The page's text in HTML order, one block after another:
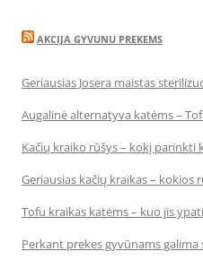
AKCIJA GYVUNU PREKEMS
Geriausias Josera maistas
Augalinė alternatyva katėms –
Kačių kraiko rūšys – kokį parinkti
Geriausias kačių kraikas – kokios
Tofu kraikas katėms – kuo jis
Perkant prekes gyvūnams